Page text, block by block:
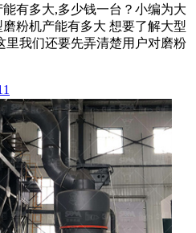
有多大,多少钱一台？小编为大
粉机产能有多大 想要了解大型
里我们还要先弄清楚用户对磨粉